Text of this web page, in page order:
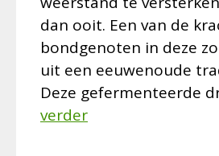
dan ooit. Een van de
bondgenoten in deze
uit een eeuwenoude
Deze gefermenteerde
verder